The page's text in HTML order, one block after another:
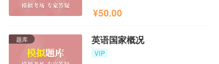
¥50.00
题库 英语国家概况
VIP